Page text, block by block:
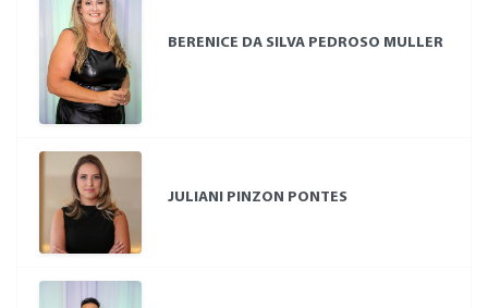
BERENICE DA SILVA PEDROSO MULLER
JULIANI PINZON PONTES